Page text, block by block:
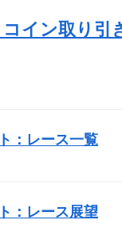
イン取り引
：レース一覧
：レース展望